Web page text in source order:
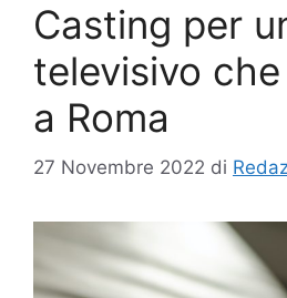
Casting per
televisivo
a Roma
27 Novembre 2022 di